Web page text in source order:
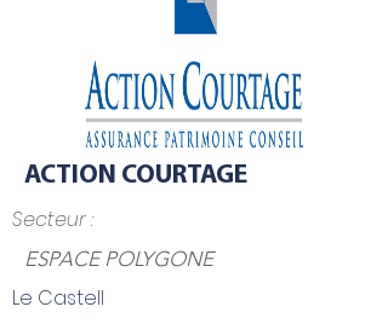
ACTION COURTAGE
Secteur :
ESPACE POLYGONE
Le Castell